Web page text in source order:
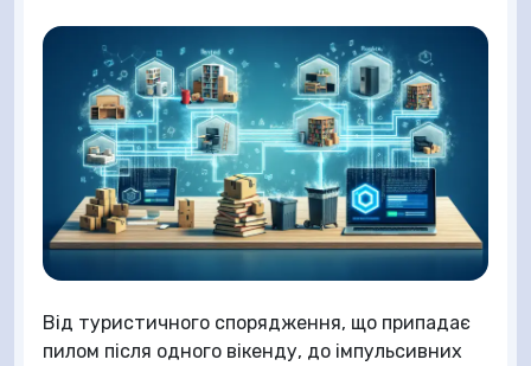
Від туристичного спорядження, що припадає
пилом після одного вікенду, до імпульсивних